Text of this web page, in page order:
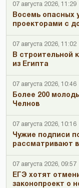
07 августа 2026, 11:29
Восемь опасных
проекторами с
07 августа 2026, 11:02
В строительной
из Египта
07 августа 2026, 10:46
Более 200
Челнов
07 августа 2026, 10:16
Чужие подписи
рассматривают
07 августа 2026, 09:57
ЕГЭ хотят
законопроект о